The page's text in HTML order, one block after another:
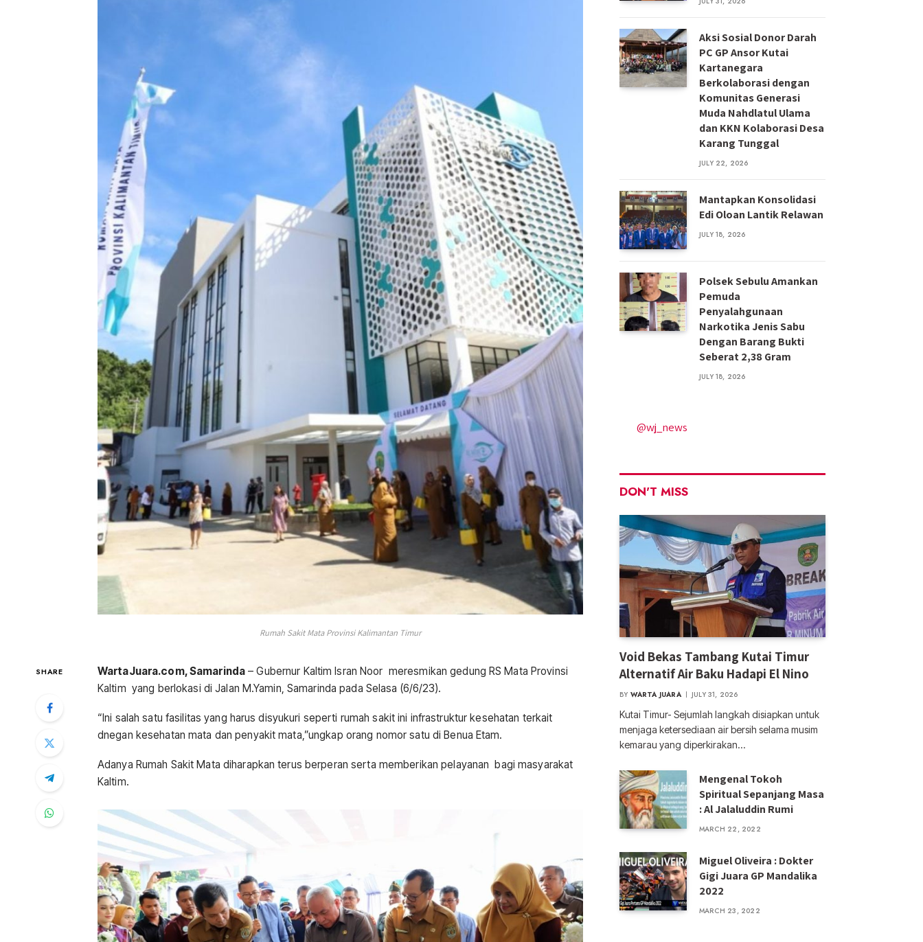
Rumah Sakit Mata Provinsi Kalimantan Timur
SHARE WartaJuara.com, Samarinda – Gubernur Kaltim Isran Noor meresmikan gedung RS Mata Provinsi
Kaltim yang berlokasi di Jalan M.Yamin, Samarinda pada Selasa (6/6/23).
“Ini salah satu fasilitas yang harus disyukuri seperti rumah sakit ini infrastruktur kesehatan terkait
dnegan kesehatan mata dan penyakit mata,”ungkap orang nomor satu di Benua Etam.
Adanya Rumah Sakit Mata diharapkan terus berperan serta memberikan pelayanan bagi masyarakat
Kaltim.
Aksi Sosial Donor Darah
PC GP Ansor Kutai
Kartanegara
Berkolaborasi dengan
Komunitas Generasi
Muda Nahdlatul Ulama
dan KKN Kolaborasi Desa
Karang Tunggal
JULY 22, 2026
Mantapkan Konsolidasi
Edi Oloan Lantik Relawan
JULY 18, 2026
Polsek Sebulu Amankan
Pemuda
Penyalahgunaan
Narkotika Jenis Sabu
Dengan Barang Bukti
Seberat 2,38 Gram
JULY 18, 2026
@wj_news
DON'T MISS
Void Bekas Tambang Kutai Timur
Alternatif Air Baku Hadapi El Nino
BY WARTA JUARA JULY 31, 2026
Kutai Timur- Sejumlah langkah disiapkan untuk
menjaga ketersediaan air bersih selama musim
kemarau yang diperkirakan…
Mengenal Tokoh
Spiritual Sepanjang Masa
: Al Jalaluddin Rumi
MARCH 22, 2022
Miguel Oliveira : Dokter
Gigi Juara GP Mandalika
2022
MARCH 23, 2022